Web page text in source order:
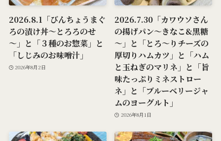
2026.8.1「びんちょうまぐ
ろの漬け丼～とろろのせ
～」と「３種のお惣菜」と
「しじみのお味噌汁」
2026年8月2日
2026.7.30「カワウソさん
の揚げパン～きなこ&黒糖
～」と「とろ～りチーズの
厚切りハムカツ」と「ハム
と玉ねぎのマリネ」と「旨
味たっぷりミネストロー
ネ」と「ブルーベリージャ
ムのヨーグルト」
2026年8月1日